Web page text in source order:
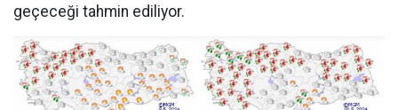
geçeceği tahmin ediliyor.